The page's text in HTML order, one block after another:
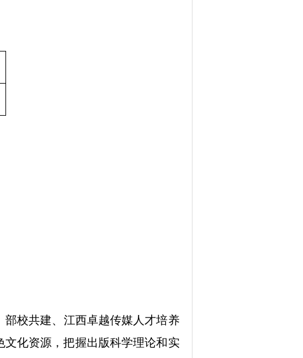
校共建、江西卓越传媒人才培养
化资源，把握出版科学理论和实